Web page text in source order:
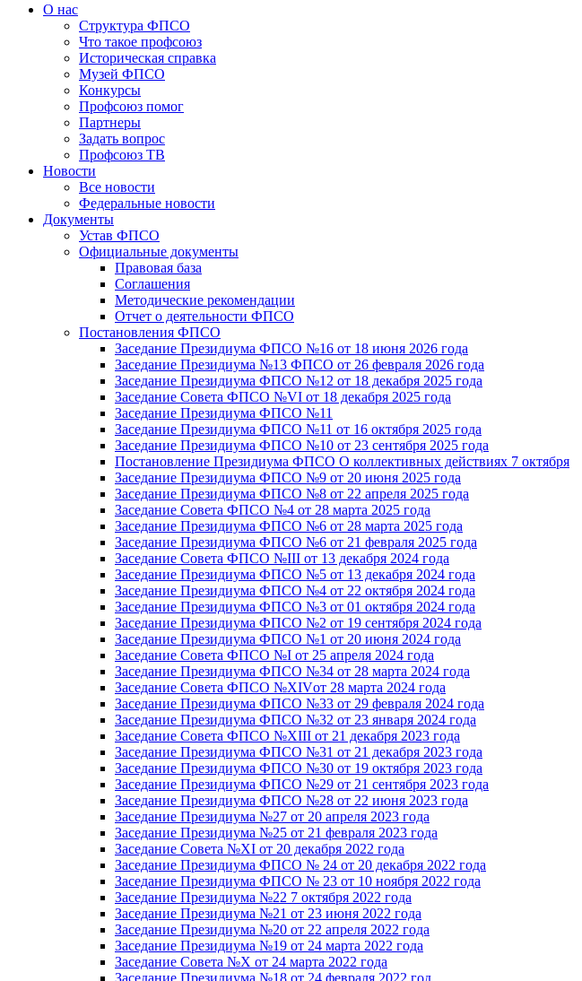
О нас
Структура ФПСО
Что такое профсоюз
Историческая справка
Музей ФПСО
Конкурсы
Профсоюз помог
Партнеры
Задать вопрос
Профсоюз ТВ
Новости
Все новости
Федеральные новости
Документы
Устав ФПСО
Официальные документы
Правовая база
Соглашения
Методические рекомендации
Отчет о деятельности ФПСО
Постановления ФПСО
Заседание Президиума ФПСО №16 от 18 июня 2026 года
Заседание Президиума №13 ФПСО от 26 февраля 2026 года
Заседание Президиума ФПСО №12 от 18 декабря 2025 года
Заседание Совета ФПСО №VI от 18 декабря 2025 года
Заседание Президиума ФПСО №11
Заседание Президиума ФПСО №11 от 16 октября 2025 года
Заседание Президиума ФПСО №10 от 23 сентября 2025 года
Постановление Президиума ФПСО О коллективных действиях 7 октября
Заседание Президиума ФПСО №9 от 20 июня 2025 года
Заседание Президиума ФПСО №8 от 22 апреля 2025 года
Заседание Совета ФПСО №4 от 28 марта 2025 года
Заседание Президиума ФПСО №6 от 28 марта 2025 года
Заседание Президиума ФПСО №6 от 21 февраля 2025 года
Заседание Совета ФПСО №III от 13 декабря 2024 года
Заседание Президиума ФПСО №5 от 13 декабря 2024 года
Заседание Президиума ФПСО №4 от 22 октября 2024 года
Заседание Президиума ФПСО №3 от 01 октября 2024 года
Заседание Президиума ФПСО №2 от 19 сентября 2024 года
Заседание Президиума ФПСО №1 от 20 июня 2024 года
Заседание Совета ФПСО №I от 25 апреля 2024 года
Заседание Президиума ФПСО №34 от 28 марта 2024 года
Заседание Совета ФПСО №XIVот 28 марта 2024 года
Заседание Президиума ФПСО №33 от 29 февраля 2024 года
Заседание Президиума ФПСО №32 от 23 января 2024 года
Заседание Совета ФПСО №XIII от 21 декабря 2023 года
Заседание Президиума ФПСО №31 от 21 декабря 2023 года
Заседание Президиума ФПСО №30 от 19 октября 2023 года
Заседание Президиума ФПСО №29 от 21 сентября 2023 года
Заседание Президиума ФПСО №28 от 22 июня 2023 года
Заседание Президиума №27 от 20 апреля 2023 года
Заседание Президиума №25 от 21 февраля 2023 года
Заседание Совета №XI от 20 декабря 2022 года
Заседание Президиума ФПСО № 24 от 20 декабря 2022 года
Заседание Президиума ФПСО № 23 от 10 ноября 2022 года
Заседание Президиума №22 7 октября 2022 года
Заседание Президиума №21 от 23 июня 2022 года
Заседание Президиума №20 от 22 апреля 2022 года
Заседание Президиума №19 от 24 марта 2022 года
Заседание Совета №X от 24 марта 2022 года
Заседание Президиума №18 от 24 февраля 2022 год